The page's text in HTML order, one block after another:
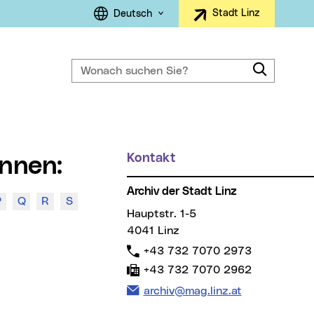
Sprachauswahl
Deutsch Stadt Linz
Wonach suchen Sie?
Menüpunkt)
Q R S
Weitere Informationen
Kontakt
Archiv der Stadt Linz
Hauptstr. 1-5
4041 Linz
Telefon:
+43 732 7070 2973
Fax:
+43 732 7070 2962
E-Mail Adresse:
archiv@mag.linz.at